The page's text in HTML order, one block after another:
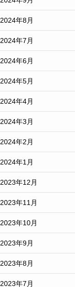
2024年8月
2024年7月
2024年6月
2024年5月
2024年4月
2024年3月
2024年2月
2024年1月
2023年12月
2023年11月
2023年10月
2023年9月
2023年8月
2023年7月